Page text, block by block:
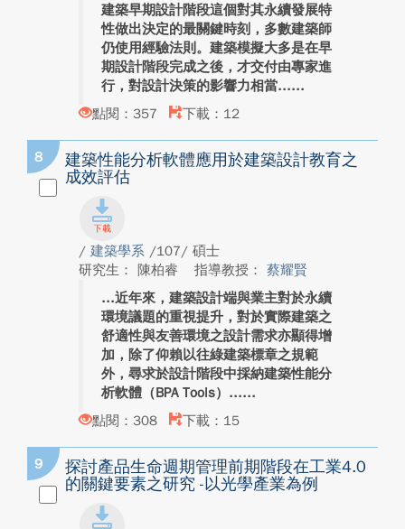
建築早期設計階段這個對其永續發展特
性做出決定的最關鍵時刻，多數建築師
仍使用經驗法則。建築模擬大多是在早
期設計階段完成之後，才交付由專家進
行，對設計決策的影響力相當...
點閱：357
下載：12
8
建築性能分析軟體應用於建築設計教育之
成效評估
/ 建築學系 /107/ 碩士
研究生： 陳柏睿
指導教授： 蔡耀賢
近年來，建築設計端與業主對於永續
環境議題的重視提升，對於實際建築之
舒適性與友善環境之設計需求亦顯得增
加，除了仰賴以往綠建築標章之規範
外，尋求於設計階段中採納建築性能分
析軟體（BPA Tools）...
點閱：308
下載：15
9
探討產品生命週期管理前期階段在工業4.0
的關鍵要素之研究 -以光學產業為例